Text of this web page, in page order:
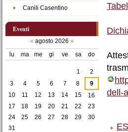
Canili Casentino
Eventi
« agosto 2026 »
lu ma me gi ve sa do
1
2
3
4 5 6 7 8
9
10
11 12 13 14 15
16
17
18 19 20 21 22
23
24
25 26 27 28 29
30
31
dell-